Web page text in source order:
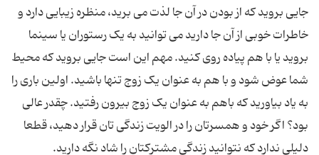
جایی بروید که از بودن در آن جا لذت می برید، منظره زیبایی دارد و
خاطرات خوبی از آن جا دارید می توانید به یک رستوران یا سینما
بروید یا با هم پیاده روی کنید. مهم این است جایی بروید که محیط
شما عوض شود و با هم به عنوان یک زوج تنها باشید. اولین باری را
به یاد بیاورید که باهم به عنوان یک زوج بیرون رفتید. چقدر عالی
بود؟ اگر خود و همسرتان را در الویت زندگی تان قرار دهید، قطعا